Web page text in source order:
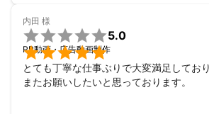
内田 様


5.0
PR動画・広告動画制作
とても丁寧な仕事ぶりで大変満足しており
またお願いしたいと思っております。